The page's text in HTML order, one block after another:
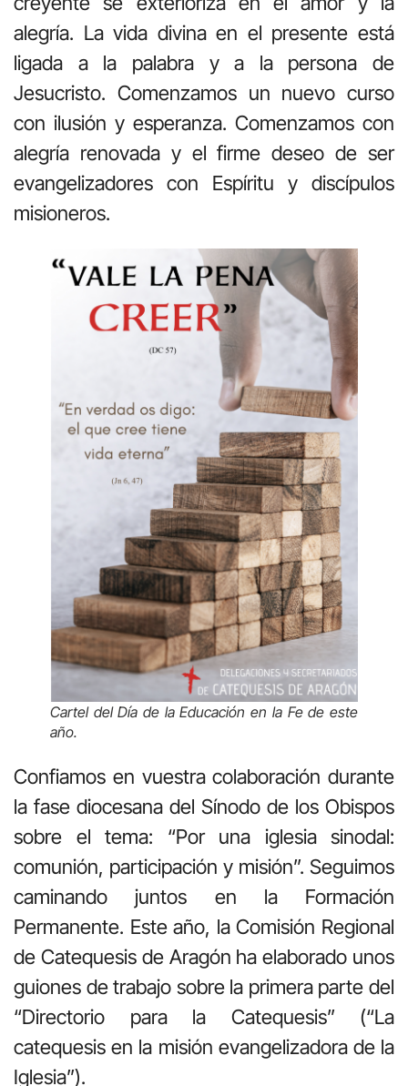
alegría. La vida divina en el presente está
ligada a la palabra y a la persona de
Jesucristo. Comenzamos un nuevo curso
con ilusión y esperanza. Comenzamos con
alegría renovada y el firme deseo de ser
evangelizadores con Espíritu y discípulos
misioneros.
Cartel del Día de la Educación en la Fe de este
año.
Confiamos en vuestra colaboración durante
la fase diocesana del Sínodo de los Obispos
sobre el tema: “Por una iglesia sinodal:
comunión, participación y misión”. Seguimos
caminando juntos en la Formación
Permanente. Este año, la Comisión Regional
de Catequesis de Aragón ha elaborado unos
guiones de trabajo sobre la primera parte del
“Directorio para la Catequesis” (“La
catequesis en la misión evangelizadora de la
Iglesia”).